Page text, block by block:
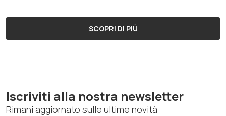
SCOPRI DI PIÙ
Iscriviti alla nostra newsletter
Rimani aggiornato sulle ultime novità